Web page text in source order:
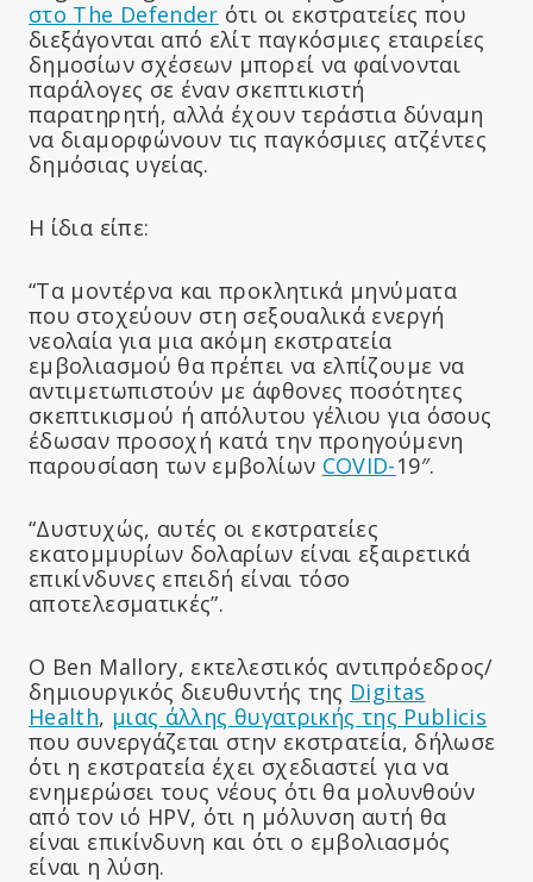
στο The Defender ότι οι εκστρατείες που
διεξάγονται από ελίτ παγκόσμιες εταιρείες
δημοσίων σχέσεων μπορεί να φαίνονται
παράλογες σε έναν σκεπτικιστή
παρατηρητή, αλλά έχουν τεράστια δύναμη
να διαμορφώνουν τις παγκόσμιες ατζέντες
δημόσιας υγείας.
Η ίδια είπε:
“Τα μοντέρνα και προκλητικά μηνύματα
που στοχεύουν στη σεξουαλικά ενεργή
νεολαία για μια ακόμη εκστρατεία
εμβολιασμού θα πρέπει να ελπίζουμε να
αντιμετωπιστούν με άφθονες ποσότητες
σκεπτικισμού ή απόλυτου γέλιου για όσους
έδωσαν προσοχή κατά την προηγούμενη
παρουσίαση των εμβολίων COVID-19″.
“Δυστυχώς, αυτές οι εκστρατείες
εκατομμυρίων δολαρίων είναι εξαιρετικά
επικίνδυνες επειδή είναι τόσο
αποτελεσματικές”.
Ο Ben Mallory, εκτελεστικός αντιπρόεδρος/
δημιουργικός διευθυντής της Digitas
Health, μιας άλλης θυγατρικής της Publicis
που συνεργάζεται στην εκστρατεία, δήλωσε
ότι η εκστρατεία έχει σχεδιαστεί για να
ενημερώσει τους νέους ότι θα μολυνθούν
από τον ιό HPV, ότι η μόλυνση αυτή θα
είναι επικίνδυνη και ότι ο εμβολιασμός
είναι η λύση.